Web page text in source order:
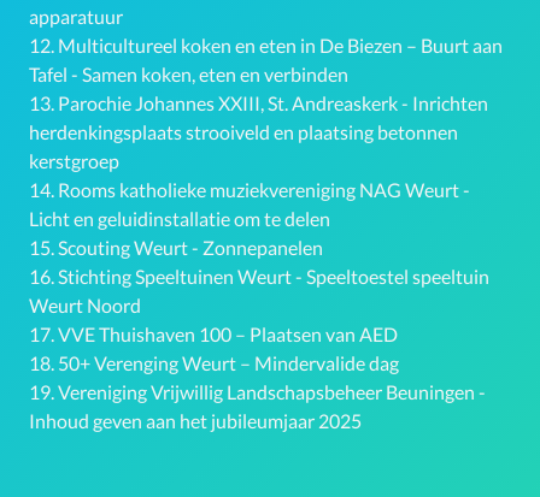
apparatuur
12. Multicultureel koken en eten in De Biezen – Buurt aan
Tafel - Samen koken, eten en verbinden
13. Parochie Johannes XXIII, St. Andreaskerk - Inrichten
herdenkingsplaats strooiveld en plaatsing betonnen
kerstgroep
14. Rooms katholieke muziekvereniging NAG Weurt -
Licht en geluidinstallatie om te delen
15. Scouting Weurt - Zonnepanelen
16. Stichting Speeltuinen Weurt - Speeltoestel speeltuin
Weurt Noord
17. VVE Thuishaven 100 – Plaatsen van AED
18. 50+ Verenging Weurt – Mindervalide dag
19. Vereniging Vrijwillig Landschapsbeheer Beuningen -
Inhoud geven aan het jubileumjaar 2025